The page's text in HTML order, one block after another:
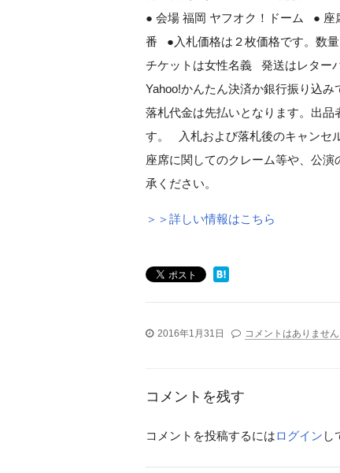
● 会場 福岡 ヤフオク！ドーム ● 座
番 ●入札価格は２枚価格です。数量
チケットは女性名義 発送はレター
Yahoo!かんたん決済か銀行振り込
落札代金は先払いとなります。出
す。 入札および落札後のキャンセ
座席に関してのクレーム等や、公
承ください。
＞＞詳しい情報はこちら
2016年1月31日 コメントはありません
コメントを残す
コメントを投稿するにはログイン し